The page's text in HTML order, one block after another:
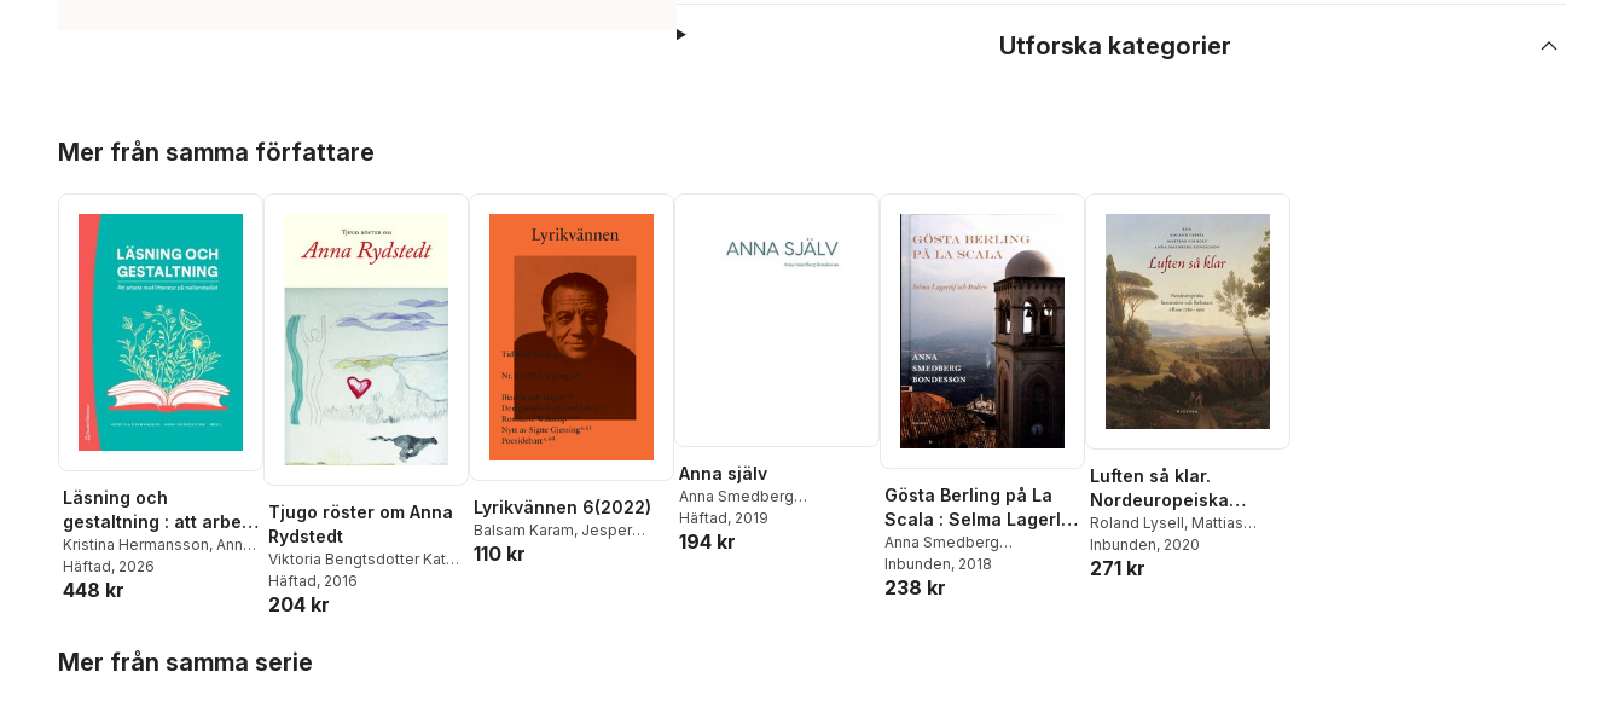
Utforska kategorier
Mer från samma författare
Läsning och
gestaltning : att arbeta
med litteratur på
mellanstadiet
Kristina Hermansson, Anna
Nordenstam,
Christoffer Dahl
Kostenniemi
Lundström,Maria Nilson,
Häftad, 2026
448 kr
Tjugo röster om Anna
Rydstedt
Viktoria Bengtsdotter Katz ,
Ingegerd Blomstrand
Smedberg Bondesson
Emmanuelsson
Häftad, 2016
204 kr
Lyrikvännen 6(2022)
Balsam Karam, Jesper
Svenbro
110 kr
Anna själv
Anna Smedberg
Bondesson
Häftad, 2019
194 kr
Gösta Berling på La
Scala : Selma Lagerlöf
och Italien
Anna Smedberg
Bondesson
Inbunden, 2018
238 kr
Luften så klar.
Nordeuropeiska
konstnärer och
författare i Rom 1780-
1950
Roland Lysell, Mattias
Pirholt,Anna Smedberg
Bondesson
Inbunden, 2020
271 kr
Mer från samma serie